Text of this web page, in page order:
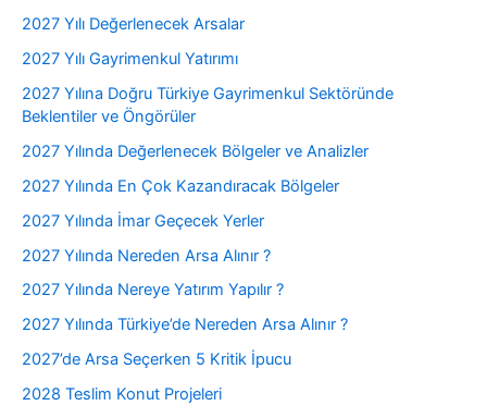
2027 Yılı Değerlenecek Arsalar
2027 Yılı Gayrimenkul Yatırımı
2027 Yılına Doğru Türkiye Gayrimenkul Sektöründe
Beklentiler ve Öngörüler
2027 Yılında Değerlenecek Bölgeler ve Analizler
2027 Yılında En Çok Kazandıracak Bölgeler
2027 Yılında İmar Geçecek Yerler
2027 Yılında Nereden Arsa Alınır ?
2027 Yılında Nereye Yatırım Yapılır ?
2027 Yılında Türkiye’de Nereden Arsa Alınır ?
2027’de Arsa Seçerken 5 Kritik İpucu
2028 Teslim Konut Projeleri